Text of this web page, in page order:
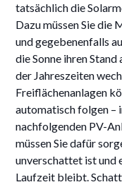
tatsächlich die
Dazu müssen Sie die
und gegebenenfalls
die Sonne ihren
der Jahreszeiten
Freiflächenanlagen
automatisch folgen –
nachfolgenden PV-
müssen Sie dafür
unverschattet ist und
Laufzeit bleibt.